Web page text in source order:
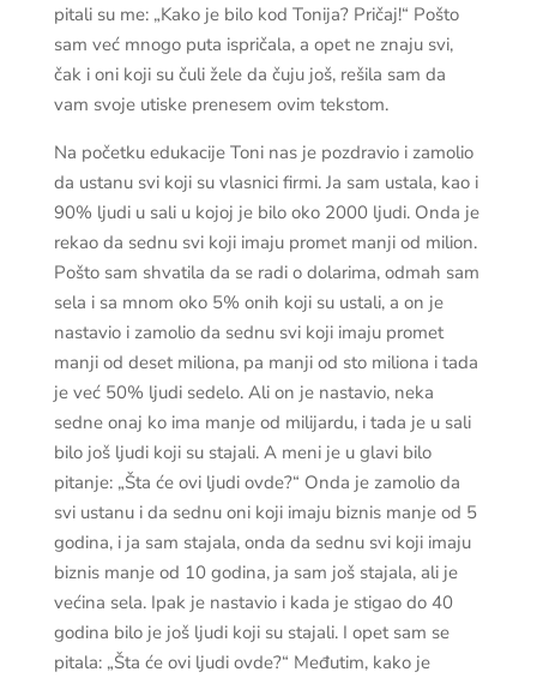
pitali su me: „Kako je bilo kod Tonija? Pričaj!“ Pošto
sam već mnogo puta ispričala, a opet ne znaju svi,
čak i oni koji su čuli žele da čuju još, rešila sam da
vam svoje utiske prenesem ovim tekstom.
Na početku edukacije Toni nas je pozdravio i zamolio
da ustanu svi koji su vlasnici firmi. Ja sam ustala, kao i
90% ljudi u sali u kojoj je bilo oko 2000 ljudi. Onda je
rekao da sednu svi koji imaju promet manji od milion.
Pošto sam shvatila da se radi o dolarima, odmah sam
sela i sa mnom oko 5% onih koji su ustali, a on je
nastavio i zamolio da sednu svi koji imaju promet
manji od deset miliona, pa manji od sto miliona i tada
je već 50% ljudi sedelo. Ali on je nastavio, neka
sedne onaj ko ima manje od milijardu, i tada je u sali
bilo još ljudi koji su stajali. A meni je u glavi bilo
pitanje: „Šta će ovi ljudi ovde?“ Onda je zamolio da
svi ustanu i da sednu oni koji imaju biznis manje od 5
godina, i ja sam stajala, onda da sednu svi koji imaju
biznis manje od 10 godina, ja sam još stajala, ali je
većina sela. Ipak je nastavio i kada je stigao do 40
godina bilo je još ljudi koji su stajali. I opet sam se
pitala: „Šta će ovi ljudi ovde?“ Međutim, kako je